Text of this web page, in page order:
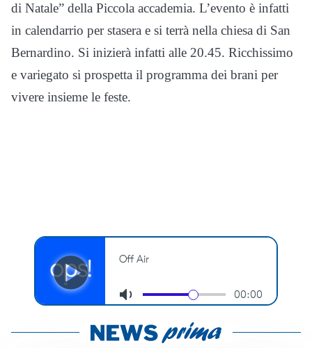
di Natale” della Piccola accademia. L’evento è infatti
in calendarrio per stasera e si terrà nella chiesa di San
Bernardino. Si inizierà infatti alle 20.45. Ricchissimo
e variegato si prospetta il programma dei brani per
vivere insieme le feste.